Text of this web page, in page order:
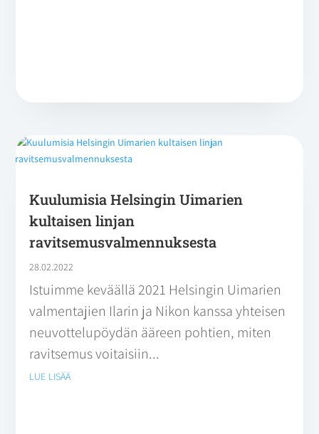
Kuulumisia Helsingin Uimarien
kultaisen linjan
ravitsemusvalmennuksesta
28.02.2022
Istuimme keväällä 2021 Helsingin Uimarien
valmentajien Ilarin ja Nikon kanssa yhteisen
neuvottelupöydän ääreen pohtien, miten
ravitsemus voitaisiin...
lue lisää